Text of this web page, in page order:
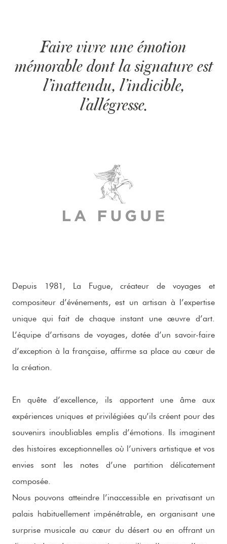
Faire vivre une émotion
mémorable dont la signature est
l’inattendu, l’indicible,
l’allégresse.
Depuis 1981, La Fugue, créateur de voyages et
compositeur d’événements, est un artisan à l’expertise
unique qui fait de chaque instant une œuvre d’art.
L’équipe d’artisans de voyages, dotée d’un savoir-faire
d’exception à la française, affirme sa place au cœur de
la création.
En quête d’excellence, ils apportent une âme aux
expériences uniques et privilégiées qu’ils créent pour des
souvenirs inoubliables emplis d’émotions. Ils imaginent
des histoires exceptionnelles où l’univers artistique et vos
envies sont les notes d’une partition délicatement
composée.
Nous pouvons atteindre l’inaccessible en privatisant un
palais habituellement impénétrable, en organisant une
surprise musicale au cœur du désert ou en offrant un